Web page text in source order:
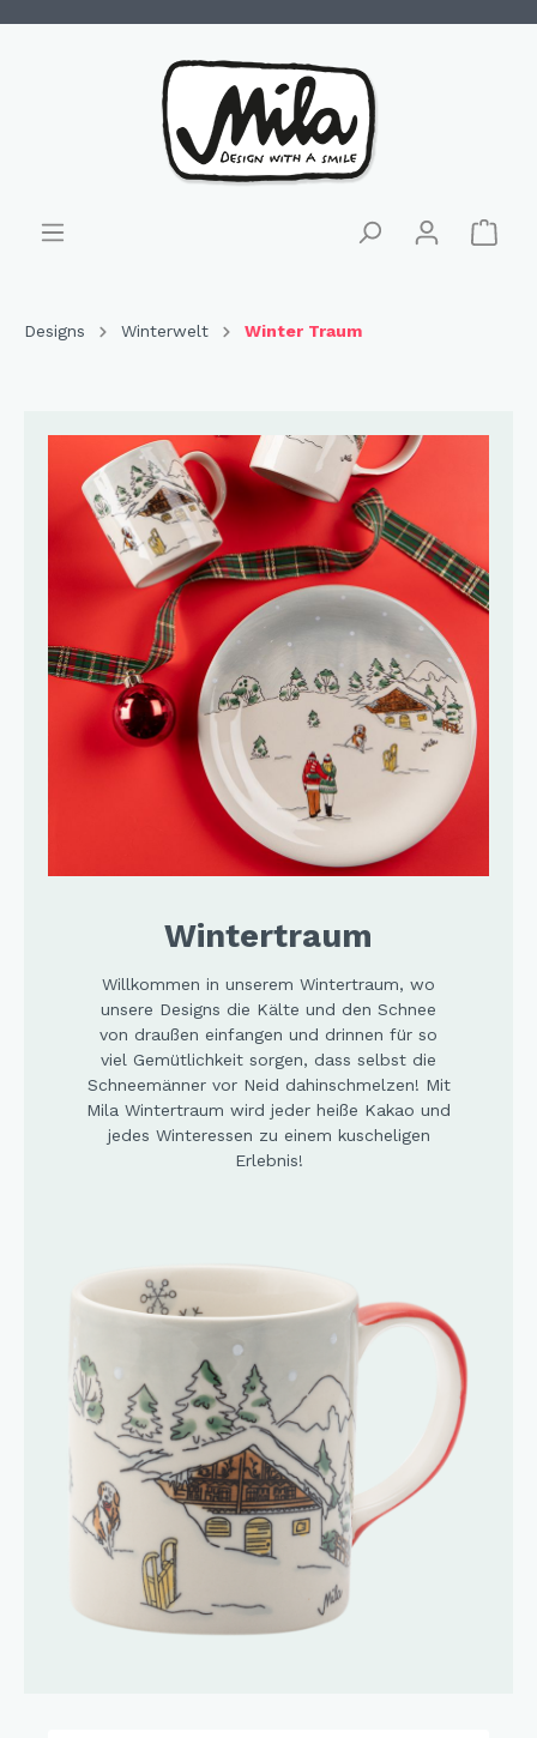
Designs Winterwelt Winter Traum
Wintertraum
Willkommen in unserem Wintertraum, wo
unsere Designs die Kälte und den Schnee
von draußen einfangen und drinnen für so
viel Gemütlichkeit sorgen, dass selbst die
Schneemänner vor Neid dahinschmelzen! Mit
Mila Wintertraum wird jeder heiße Kakao und
jedes Winteressen zu einem kuscheligen
Erlebnis!